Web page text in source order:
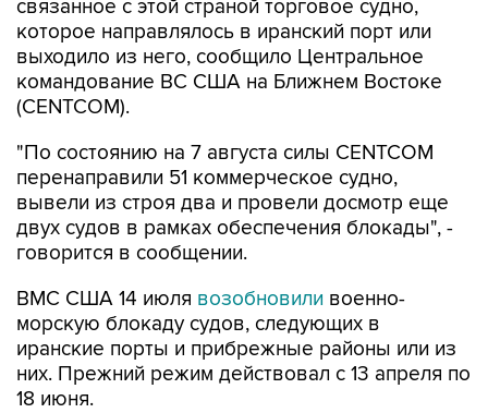
связанное с этой страной торговое судно,
которое направлялось в иранский порт или
выходило из него, сообщило Центральное
командование ВС США на Ближнем Востоке
(CENTCOM).
"По состоянию на 7 августа силы CENTCOM
перенаправили 51 коммерческое судно,
вывели из строя два и провели досмотр еще
двух судов в рамках обеспечения блокады", -
говорится в сообщении.
ВМС США 14 июля возобновили военно-
морскую блокаду судов, следующих в
иранские порты и прибрежные районы или из
них. Прежний режим действовал с 13 апреля по
18 июня.